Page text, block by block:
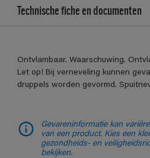
Technische fiche en documenten
Ontvlambaar. Waarschuwing.
Let op! Bij verneveling kunnen
druppels worden gevormd.
Gevareninformatie kan
van een product. Kies een
gezondheids- en
bekijken.